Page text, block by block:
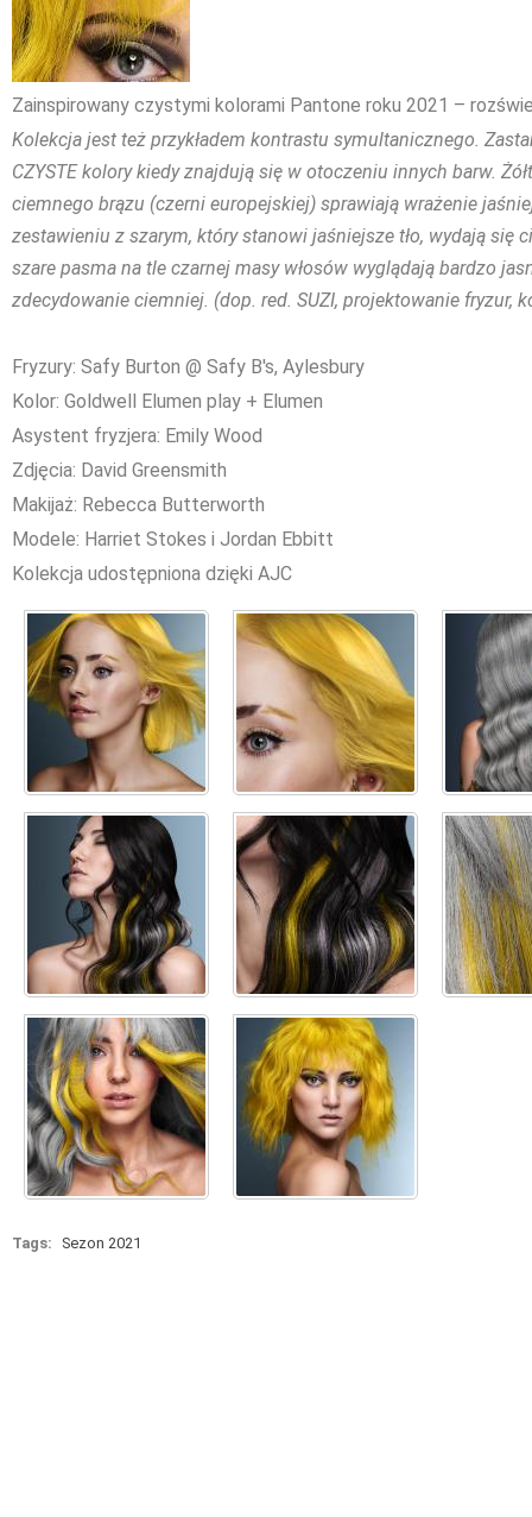
Zainspirowany czystymi kolorami Pantone roku 2021 –
Kolekcja jest też przykładem kontrastu symultanicznego.
CZYSTE kolory kiedy znajdują się w otoczeniu innych barw.
ciemnego brązu (czerni europejskiej) sprawiają wrażenie
zestawieniu z szarym, który stanowi jaśniejsze tło, wydają się
szare pasma na tle czarnej masy włosów wyglądają bardzo
zdecydowanie ciemniej. (dop. red. SUZI, projektowanie fryzur,
Fryzury: Safy Burton @ Safy B's, Aylesbury
Kolor: Goldwell Elumen play + Elumen
Asystent fryzjera: Emily Wood
Zdjęcia: David Greensmith
Makijaż: Rebecca Butterworth
Modele: Harriet Stokes i Jordan Ebbitt
Kolekcja udostępniona dzięki AJC
Tags: Sezon 2021